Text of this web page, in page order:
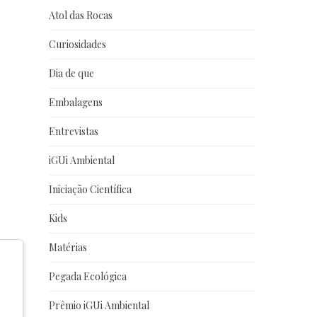
Atol das Rocas
Curiosidades
Dia de que
Embalagens
Entrevistas
iGUi Ambiental
Iniciação Científica
Kids
Matérias
Pegada Ecológica
Prêmio iGUi Ambiental